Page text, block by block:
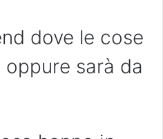
dove le cose
sarà da